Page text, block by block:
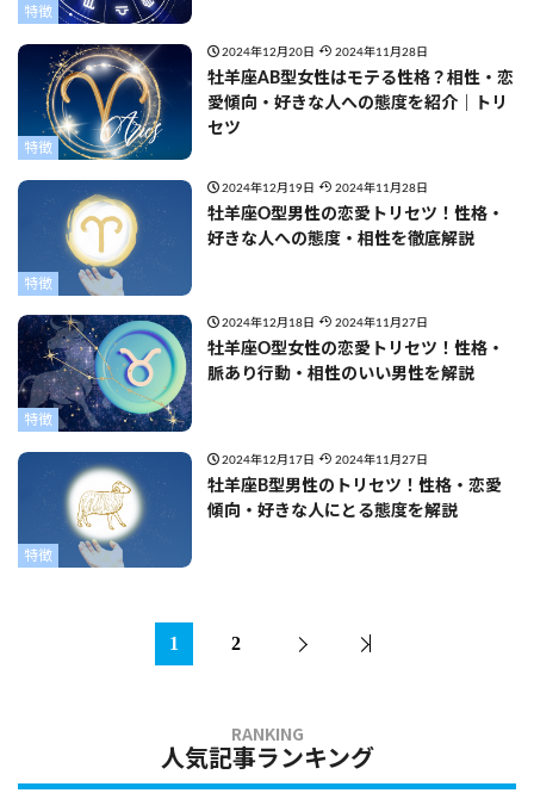
特徴
特徴
2024年12月20日 2024年11月28日
牡羊座AB型女性はモテる性格？相性・恋
愛傾向・好きな人への態度を紹介｜トリ
セツ
特徴
2024年12月19日 2024年11月28日
牡羊座O型男性の恋愛トリセツ！性格・
好きな人への態度・相性を徹底解説
特徴
2024年12月18日 2024年11月27日
牡羊座O型女性の恋愛トリセツ！性格・
脈あり行動・相性のいい男性を解説
特徴
2024年12月17日 2024年11月27日
牡羊座B型男性のトリセツ！性格・恋愛
傾向・好きな人にとる態度を解説
1 2
人気記事ランキング